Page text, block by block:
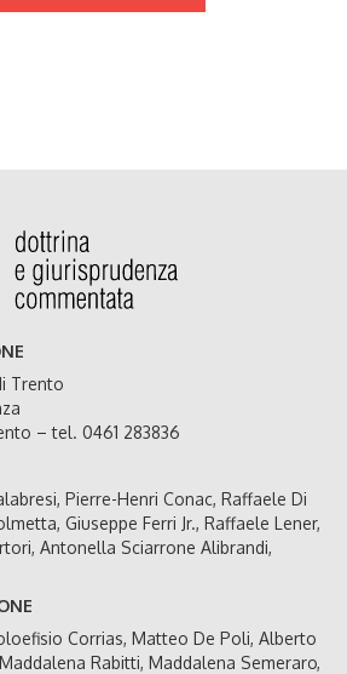
Trento
– tel. 0461 283836
Pierre-Henri Conac, Raffaele Di
Giuseppe Ferri Jr., Raffaele Lener,
Antonella Sciarrone Alibrandi,
Corrias, Matteo De Poli, Alberto
Rabitti, Maddalena Semeraro,